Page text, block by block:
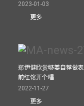
2023-01-03
更多
郑伊健欣赏够姜自荐做
前红馆开个唱
2022-11-27
更多